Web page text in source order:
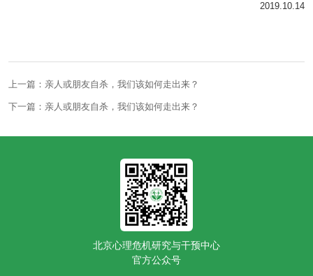
2019.10.14
上一篇：亲人或朋友自杀，我们该如何走出来？
下一篇：亲人或朋友自杀，我们该如何走出来？
北京心理危机研究与干预中心
官方公众号